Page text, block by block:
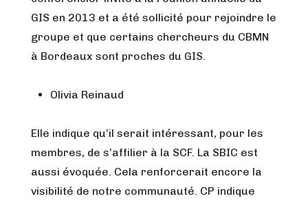
GIS en 2013 et a été sollicité pour rejoindre le
groupe et que certains chercheurs du CBMN
à Bordeaux sont proches du GIS.
Olivia Reinaud
Elle indique qu’il serait intéressant, pour les
membres, de s’affilier à la SCF. La SBIC est
aussi évoquée. Cela renforcerait encore la
visibilité de notre communauté. CP indique